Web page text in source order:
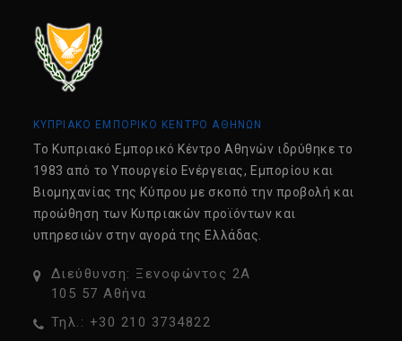
ΚΥΠΡΙΑΚΟ ΕΜΠΟΡΙΚΟ ΚΕΝΤΡΟ ΑΘΗΝΩΝ
Tο Κυπριακό Εμπορικό Κέντρο Αθηνών ιδρύθηκε το
1983 από το Υπουργείο Ενέργειας, Εμπορίου και
Βιομηχανίας της Κύπρου με σκοπό την προβολή και
προώθηση των Κυπριακών προϊόντων και
υπηρεσιών στην αγορά της Ελλάδας.
Διεύθυνση: Ξενοφώντος 2Α
105 57 Αθήνα
Τηλ.: +30 210 3734822